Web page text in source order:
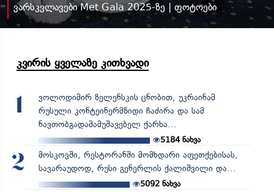
ვარსკვლავები Met Gala 2025-ზე | ფოტოები
კვირის ყველაზე კითხვადი
1
ვოლოდიმირ ზელენსკის ცნობით, უკრაინამ
რუსული კონტეინერმზიდი ჩაძირა და სამ
ნავთობგადამამუშავებელ ქარხა...
5184ნახვა
2
მოსკოვში, რესტორანში მომხდარი აფეთქებისას,
სავარაუდოდ, რუსი გენერლის ქალიშვილი და...
5092ნახვა